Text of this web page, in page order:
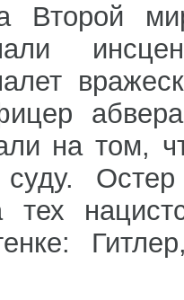
Второй
на том,
суду.
тех